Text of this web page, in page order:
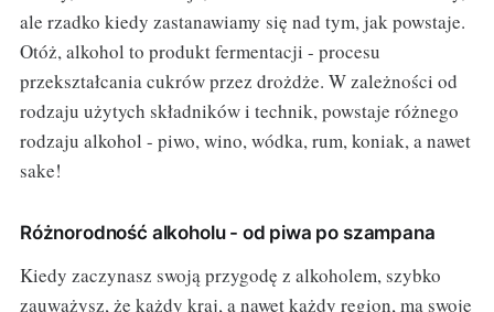
ale rzadko kiedy zastanawiamy się nad tym, jak powstaje.
Otóż, alkohol to produkt fermentacji - procesu
przekształcania cukrów przez drożdże. W zależności od
rodzaju użytych składników i technik, powstaje różnego
rodzaju alkohol - piwo, wino, wódka, rum, koniak, a nawet
sake!
Różnorodność alkoholu - od piwa po szampana
Kiedy zaczynasz swoją przygodę z alkoholem, szybko
zauważysz, że każdy kraj, a nawet każdy region, ma swoje